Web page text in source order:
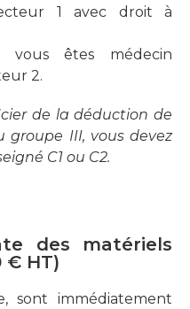
1 avec droit à
vous êtes médecin
2.
de la déduction de
groupe III, vous devez
C1 ou C2.
des matériels
€ HT)
sont immédiatement